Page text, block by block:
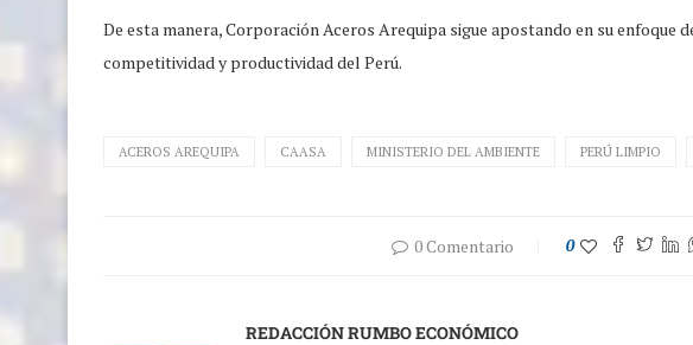
De esta manera, Corporación Aceros Arequipa sigue apostando en su enfoque
competitividad y productividad del Perú.
ACEROS AREQUIPA CAASA MINISTERIO DEL AMBIENTE PERÚ LIMPIO
0 Comentario 0
REDACCIÓN RUMBO ECONÓMICO